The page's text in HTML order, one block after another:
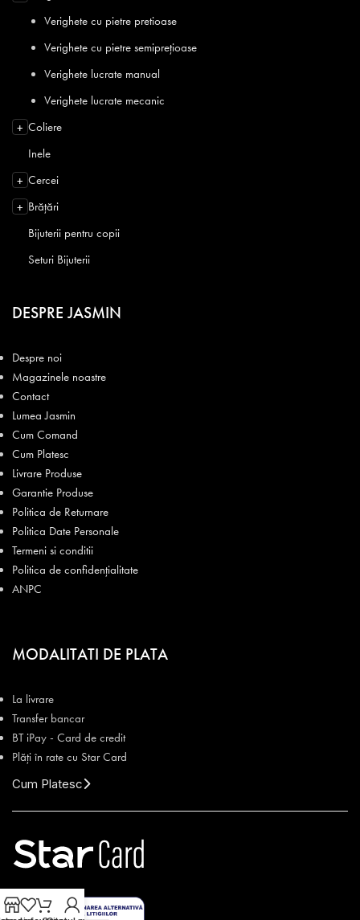
Verighete cu pietre pretioase
Verighete cu pietre semiprețioase
Verighete lucrate manual
Verighete lucrate mecanic
+ Coliere
Inele
+ Cercei
+ Brățări
Bijuterii pentru copii
Seturi Bijuterii
DESPRE JASMIN
Despre noi
Magazinele noastre
Contact
Lumea Jasmin
Cum Comand
Cum Platesc
Livrare Produse
Garantie Produse
Politica de Returnare
Politica Date Personale
Termeni si conditii
Politica de confidențialitate
ANPC
MODALITATI DE PLATA
La livrare
Transfer bancar
BT iPay - Card de credit
Plăți în rate cu Star Card
Cum Platesc